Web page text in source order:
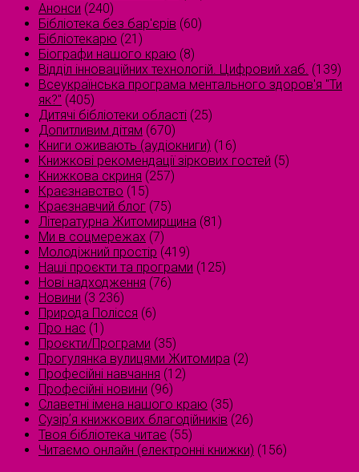
Анонси (240)
Бібліотека без бар'єрів (60)
Бібліотекарю (21)
Біографи нашого краю (8)
Відділ інноваційних технологій. Цифровий хаб. (139)
Всеукраїнська програма ментального здоров'я "Ти
як?" (405)
Дитячі бібліотеки області (25)
Допитливим дітям (670)
Книги оживають (аудіокниги) (16)
Книжкові рекомендації зіркових гостей (5)
Книжкова скриня (257)
Краєзнавство (15)
Краєзнавчий блог (75)
Літературна Житомирщина (81)
Ми в соцмережах (7)
Молодіжний простір (419)
Наші проєкти та програми (125)
Нові надходження (76)
Новини (3 236)
Природа Полісся (6)
Про нас (1)
Проєкти/Програми (35)
Прогулянка вулицями Житомира (2)
Професійні навчання (12)
Професійні новини (96)
Славетні імена нашого краю (35)
Сузірʼя книжкових благодійників (26)
Твоя бібліотека читає (55)
Читаємо онлайн (електронні книжки) (156)